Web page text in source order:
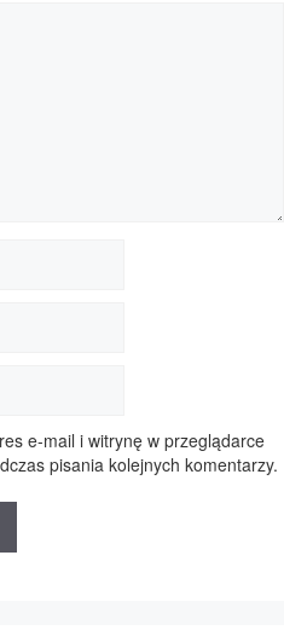
e-mail i witrynę w przeglądarce
pisania kolejnych komentarzy.